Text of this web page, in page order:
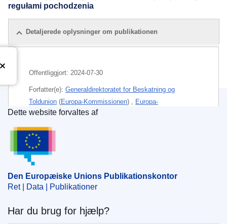
regułami pochodzenia
Detaljerede oplysninger om publikationen
Offentliggjort: 2024-07-30
Forfatter(e): Generaldirektoratet for Beskatning og
Toldunion (Europa-Kommissionen)
Europa-
Kommissionen
Emne:
Blandede EØS-Udvalg
aftale
CELEX : 52024PC0344
IMMC : COM(2024)344 final
COMNAT : COM_2024_0344_FIN
Den Europæiske Unions Publikationskontor
Dette website forvaltes af
Den Europæiske Unions Publikationskontor
Ret | Data | Publikationer
Har du brug for hjælp?